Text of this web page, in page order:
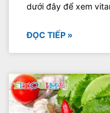
dưới đây để xem
ĐỌC TIẾP »